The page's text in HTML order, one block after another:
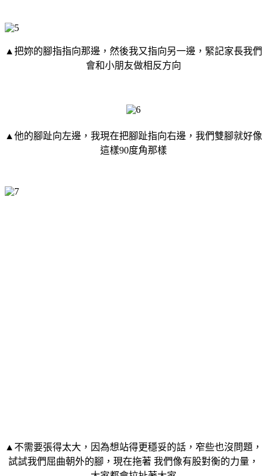
▲把妳的腳指指向那邊，然後我又指向另一邊，緊記家長我們
會和小朋友做相反方向
▲他的腳趾向左邊，我現在把腳趾指向右邊，我們雙腳就好像
這樣90度角那樣
▲不需要張得太大，因為想站得更穩妥的話，窄些也沒問題，
試試我們屈曲朝外的腳，現在拖著 我們像有股對衡的力量，